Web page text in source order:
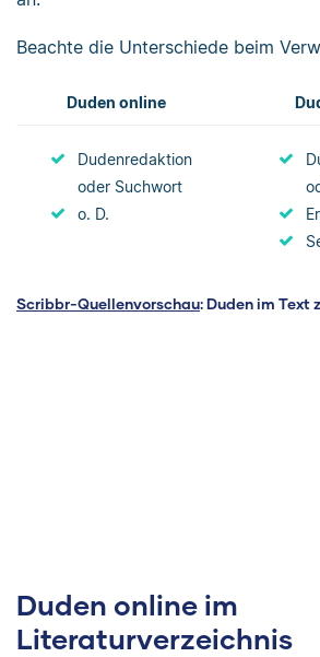
Beachte die Unterschiede beim
Duden online
Dudenredaktion
oder Suchwort
o. D.
Scribbr-Quellenvorschau: Duden im Text
Duden online im
Literaturverzeichnis